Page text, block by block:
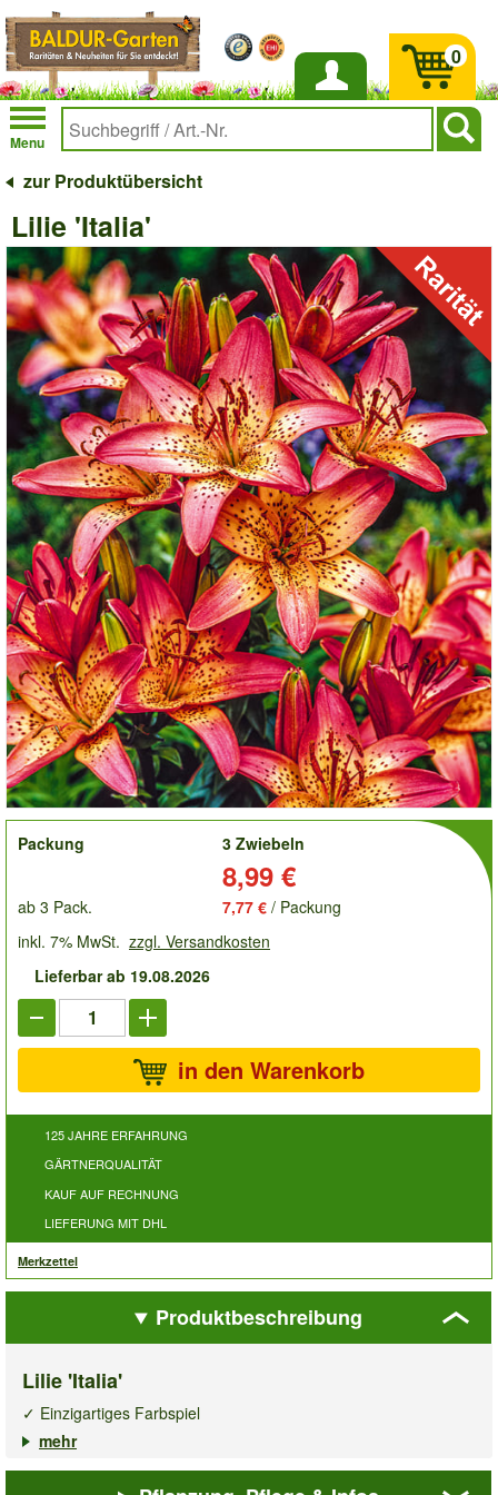
Anmelden
Menu
0
zur Produktübersicht
Lilie 'Italia'
order
Packung
3 Zwiebeln
8,99 €
ab 3 Pack. 7,77 € / Packung
inkl. 7% MwSt. zzgl. Versandkosten
Lieferbar ab 19.08.2026
in den Warenkorb
125 JAHRE ERFAHRUNG
GÄRTNERQUALITÄT
KAUF AUF RECHNUNG
LIEFERUNG MIT DHL
Merkzettel
Produktbeschreibung
Lilie 'Italia'
✓ Einzigartiges Farbspiel
✓ Fasziniert im Beet, auf Balkon & Terrasse
mehr